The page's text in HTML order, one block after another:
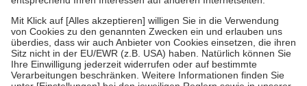
stärken und die besondere Stellung der Familie zu unterstützen,
fallenkeine Zuzahlungenan bei:
• Kindern und Jugendlichen bis zum vollendeten 18. Lebensjahr
mit Ausnahme der Fahrkosten
• Untersuchungen zur Vorsorge und Früherkennung, die von der
GKV getragen werden